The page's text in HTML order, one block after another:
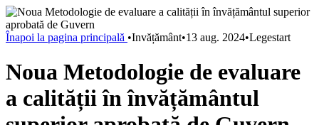
Înapoi la pagina principală •Invățământ•13 aug. 2024•Legestart
Noua Metodologie de evaluare
a calității în învățământul